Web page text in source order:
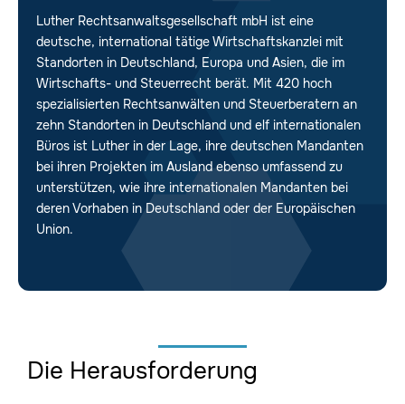
Luther Rechtsanwaltsgesellschaft mbH ist eine
deutsche, international tätige Wirtschaftskanzlei mit
Standorten in Deutschland, Europa und Asien, die im
Wirtschafts- und Steuerrecht berät. Mit 420 hoch
spezialisierten Rechtsanwälten und Steuerberatern an
zehn Standorten in Deutschland und elf internationalen
Büros ist Luther in der Lage, ihre deutschen Mandanten
bei ihren Projekten im Ausland ebenso umfassend zu
unterstützen, wie ihre internationalen Mandanten bei
deren Vorhaben in Deutschland oder der Europäischen
Union.
Die Herausforderung